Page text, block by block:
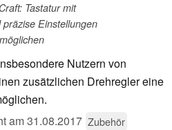
Tastatur mit
Einstellungen
Nutzern von
zusätzlichen Drehregler eine
am31.08.2017 Zubehör